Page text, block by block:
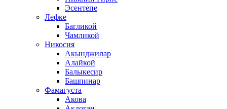
Эсентепе
Лефке
Багликой
Чамликой
Никосия
Акынджилар
Алайкой
Балыкесир
Башпинар
Фамагуста
Акова